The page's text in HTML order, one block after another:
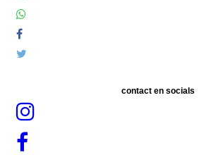
contact en socials